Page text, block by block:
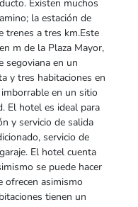
Existen muchos
la estación de
trenes a tres km.Este
m de la Plaza Mayor,
segoviana en un
y tres habitaciones en
en un sitio
El hotel es ideal para
y servicio de salida
servicio de
El hotel cuenta
se puede hacer
ofrecen asimismo
tienen un